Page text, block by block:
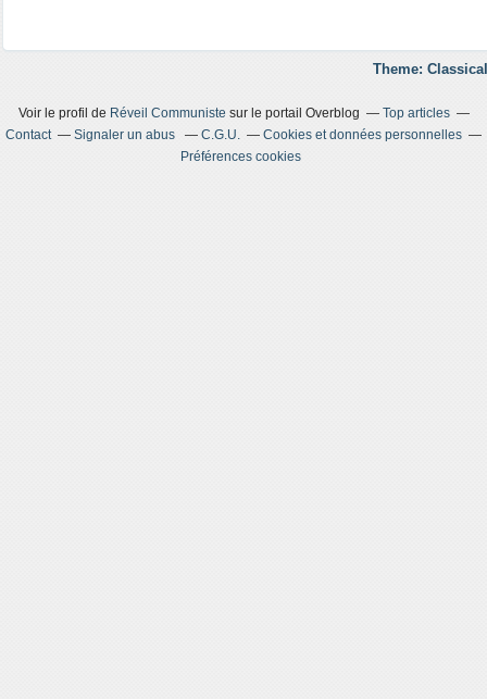
Theme:
Voir le profil de Réveil Communiste sur le portail Overblog
Top articles
Contact
Signaler un abus C.G.U.
Cookies et données personnelles
Préférences cookies